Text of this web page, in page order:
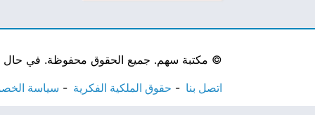
© مكتبة سهم. جميع الحقوق محفوظة. في حال
اتصل بنا حقوق الملكية الفكرية سياسة